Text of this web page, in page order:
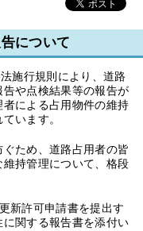
について
施行規則により、道路
や点検結果等の報告が
による占用物件の維持
います。
ため、道路占用者の皆
持管理について、格段
新許可申請書を提出す
関する報告書を添付い